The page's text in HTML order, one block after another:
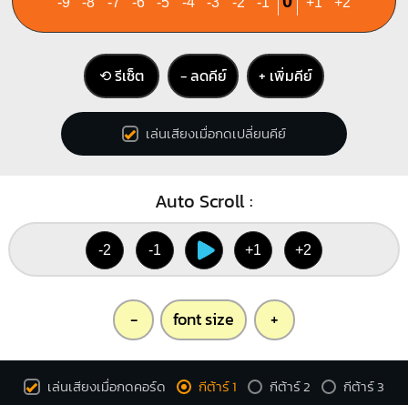
⟲ รีเซ็ต − ลดคีย์ + เพิ่มคีย์
เล่นเสียงเมื่อกดเปลี่ยนคีย์
Auto Scroll :
-2 -1 +1 +2
- font size +
เล่นเสียงเมื่อกดคอร์ด กีต้าร์ 1 กีต้าร์ 2 กีต้าร์ 3